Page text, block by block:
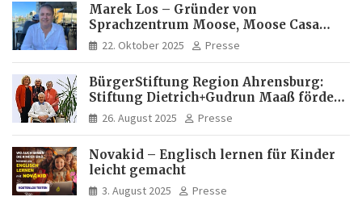
Marek Los – Gründer von
Sprachzentrum Moose, Moose Casa
Italia und Apartamento Brasil |
Internationaler Experte für Bildung
22. Oktober 2025 Presse
BürgerStiftung Region Ahrensburg:
Stiftung Dietrich+Gudrun Maaß fördert
Deutschkenntnisse von Frauen
26. August 2025 Presse
Novakid – Englisch lernen für Kinder
leicht gemacht
3. August 2025 Presse